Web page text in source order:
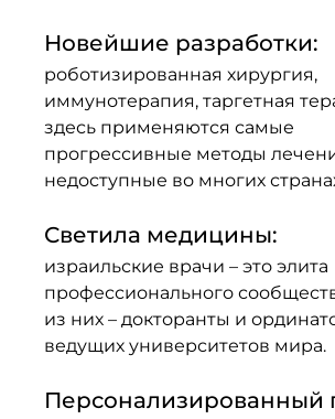
Новейшие разработки:
роботизированная хирургия,
иммунотерапия, таргетная
здесь применяются самые
прогрессивные методы
недоступные во многих
Светила медицины:
израильские врачи – это элита
профессионального
из них – докторанты и
ведущих университетов мира.
Персонализированный